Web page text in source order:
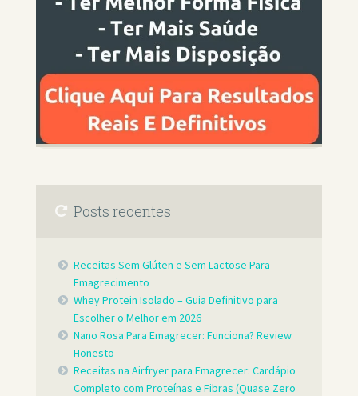
Posts recentes
Receitas Sem Glúten e Sem Lactose Para
Emagrecimento
Whey Protein Isolado – Guia Definitivo para
Escolher o Melhor em 2026
Nano Rosa Para Emagrecer: Funciona? Review
Honesto
Receitas na Airfryer para Emagrecer: Cardápio
Completo com Proteínas e Fibras (Quase Zero